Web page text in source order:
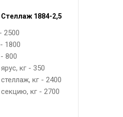
Стеллаж 1884-2,5
2500
1800
800
кг - 350
кг - 2400
кг - 2700